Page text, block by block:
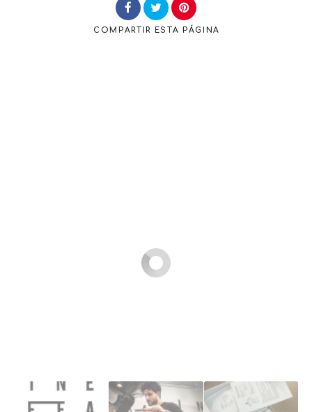
COMPARTIR ESTA PÁGINA